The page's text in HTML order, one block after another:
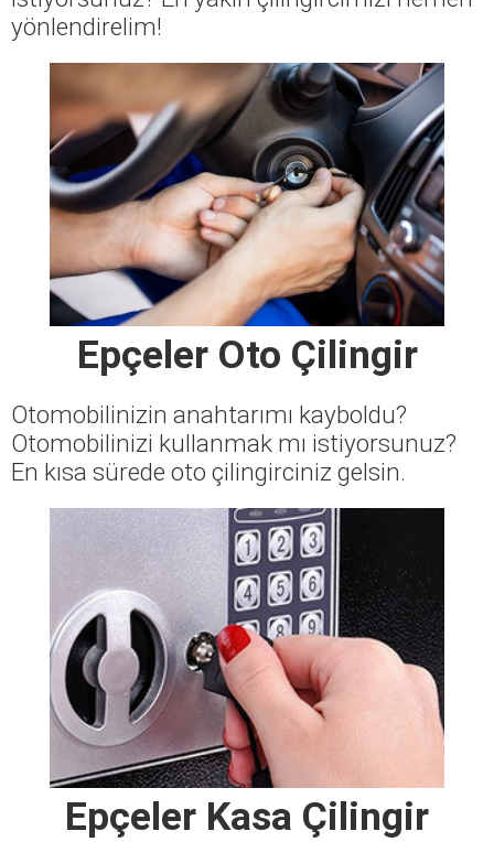
yönlendirelim!
Epçeler Oto Çilingir
Otomobilinizin anahtarımı kayboldu?
Otomobilinizi kullanmak mı istiyorsunuz?
En kısa sürede oto çilingirciniz gelsin.
Epçeler Kasa Çilingir